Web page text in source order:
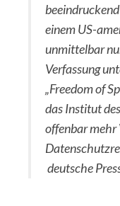
einem US-
unmittelbar
Verfassung
„Freedom of
das Institut
offenbar mehr
deutsche